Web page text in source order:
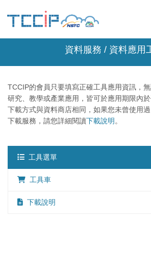
資料服務 / 資料應用
TCCIP的會員只要填寫正確工具應用資訊，
研究、教學或產業應用，皆可於應用期限內於
下載方式與資料商店相同，如果您未曾使用
下載服務，請您詳細閱讀下載說明 。
工具選單
工具車
下載說明